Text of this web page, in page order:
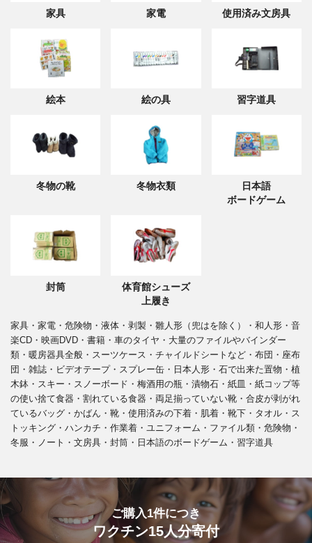
家具 家電 使用済み文房具
絵本 絵の具 習字道具
冬物の靴 冬物衣類
日本語
ボードゲーム
封筒
体育館シューズ
上履き
家具・家電・危険物・液体・剥製・雛人形（兜はを除く）・和人形・音
楽CD・映画DVD・書籍・車のタイヤ・大量のファイルやバインダー
類・暖房器具全般・スーツケース・チャイルドシートなど・布団・座布
団・雑誌・ビデオテープ・スプレー缶・日本人形・石で出来た置物・植
木鉢・スキー・スノーボード・梅酒用の瓶・漬物石・紙皿・紙コップ等
の使い捨て食器・割れている食器・両足揃っていない靴・合皮が剥がれ
ているバッグ・かばん・靴・使用済みの下着・肌着・靴下・タオル・ス
トッキング・ハンカチ・作業着・ユニフォーム・ファイル類・危険物・
冬服・ノート・文房具・封筒・日本語のボードゲーム・習字道具
ご購入1件につき
ワクチン15人分寄付